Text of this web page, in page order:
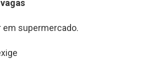
em supermercado.